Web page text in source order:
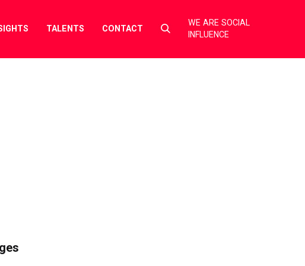
TALENTS CONTACT
Select
toggle
WE ARE SOCIAL
INFLUENCE